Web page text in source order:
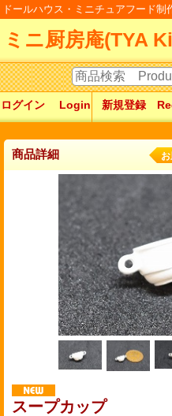
ドールハウス・ミニチュアフード制
ミニ厨房庵(TYA
ログイン Login 新規登録
商品詳細
スープカップ